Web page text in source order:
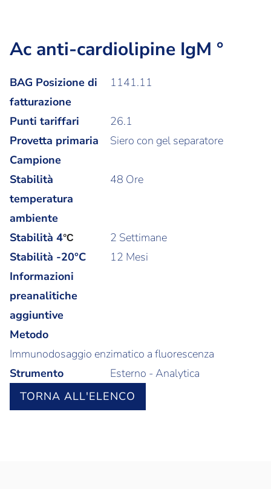
Ac anti-cardiolipine IgM °
BAG Posizione di
fatturazione
1141.11
Punti tariffari
26.1
Provetta primaria
Siero con gel separatore
Campione
Stabilità
temperatura
ambiente
48 Ore
Stabilità 4°C
2 Settimane
Stabilità -20°C
12 Mesi
Informazioni
preanalitiche
aggiuntive
Metodo
Immunodosaggio enzimatico a fluorescenza
Strumento
Esterno - Analytica
TORNA ALL'ELENCO